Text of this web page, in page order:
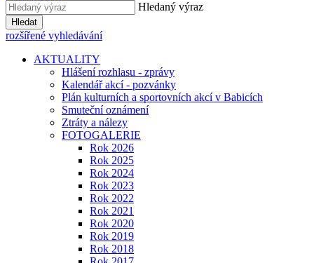
Hledaný výraz
Hledat
rozšířené vyhledávání
AKTUALITY
Hlášení rozhlasu - zprávy
Kalendář akcí - pozvánky
Plán kulturních a sportovních akcí v Babicích
Smuteční oznámení
Ztráty a nálezy
FOTOGALERIE
Rok 2026
Rok 2025
Rok 2024
Rok 2023
Rok 2022
Rok 2021
Rok 2020
Rok 2019
Rok 2018